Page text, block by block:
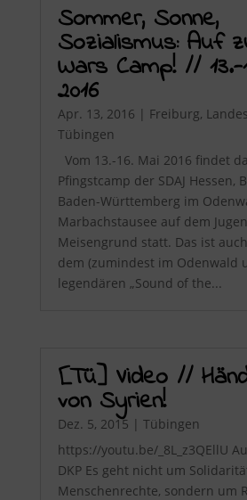
Sommer, Sonne,
Sozialismus: Auf
Wars Camp! // 13.-
2016
Apr. 13, 2016 | Freiburg,
Tübingen
Vom 13.-16. Mai 2016 findet
Pfingstcamp der SDAJ Hessen,
Baden-Württemberg im
Marbachstausee auf dem
Meisengrund statt. Das ist
dem (zumindest im Odenwald
legendären „Sound of the...
[Tü] Video //
von Syrien!
Dez. 5, 2015 | Tübingen
https://youtu.be/_8L_z3QEllU
DKP Es geht nicht um
Menschenrechte, sondern um